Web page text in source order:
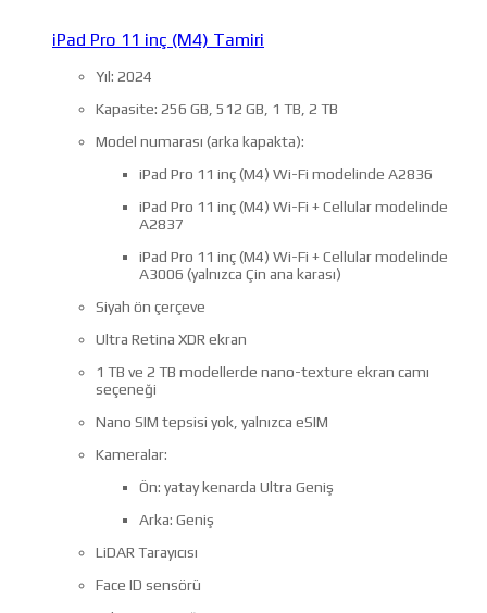
iPad Pro 11 inç (M4) Tamiri
Yıl: 2024
Kapasite: 256 GB, 512 GB, 1 TB, 2 TB
Model numarası (arka kapakta):
iPad Pro 11 inç (M4) Wi-Fi modelinde A2836
iPad Pro 11 inç (M4) Wi-Fi + Cellular modelinde
A2837
iPad Pro 11 inç (M4) Wi-Fi + Cellular modelinde
A3006 (yalnızca Çin ana karası)
Siyah ön çerçeve
Ultra Retina XDR ekran
1 TB ve 2 TB modellerde nano-texture ekran camı
seçeneği
Nano SIM tepsisi yok, yalnızca eSIM
Kameralar:
Ön: yatay kenarda Ultra Geniş
Arka: Geniş
LiDAR Tarayıcısı
Face ID sensörü